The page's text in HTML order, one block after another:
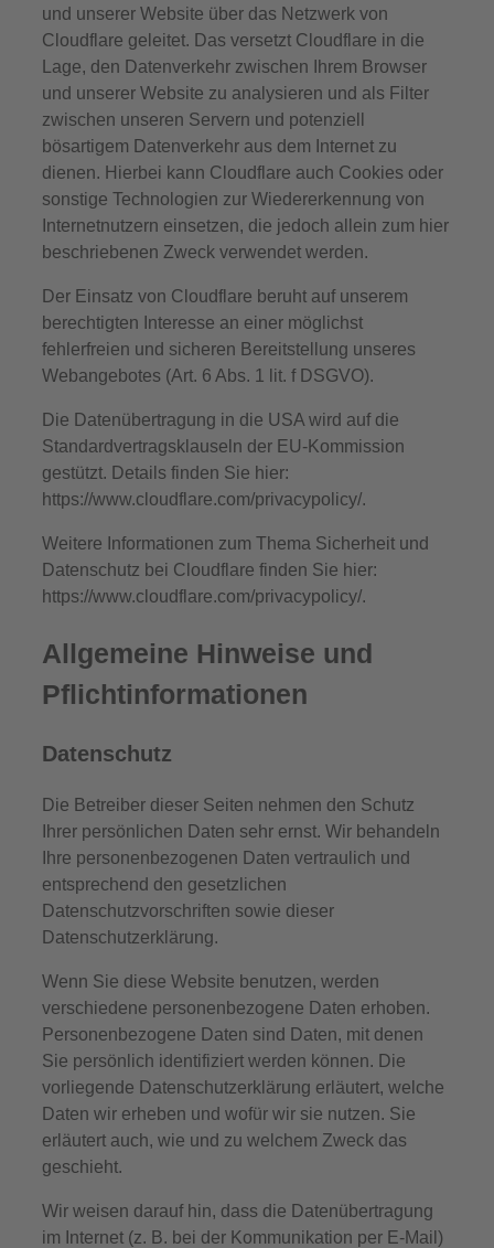
und unserer Website über das Netzwerk von
Cloudflare geleitet. Das versetzt Cloudflare in die
Lage, den Datenverkehr zwischen Ihrem Browser
und unserer Website zu analysieren und als Filter
zwischen unseren Servern und potenziell
bösartigem Datenverkehr aus dem Internet zu
dienen. Hierbei kann Cloudflare auch Cookies oder
sonstige Technologien zur Wiedererkennung von
Internetnutzern einsetzen, die jedoch allein zum hier
beschriebenen Zweck verwendet werden.
Der Einsatz von Cloudflare beruht auf unserem
berechtigten Interesse an einer möglichst
fehlerfreien und sicheren Bereitstellung unseres
Webangebotes (Art. 6 Abs. 1 lit. f DSGVO).
Die Datenübertragung in die USA wird auf die
Standardvertragsklauseln der EU-Kommission
gestützt. Details finden Sie hier:
https://www.cloudflare.com/privacypolicy/.
Weitere Informationen zum Thema Sicherheit und
Datenschutz bei Cloudflare finden Sie hier:
https://www.cloudflare.com/privacypolicy/.
Allgemeine Hinweise und
Pflicht­informationen
Datenschutz
Die Betreiber dieser Seiten nehmen den Schutz
Ihrer persönlichen Daten sehr ernst. Wir behandeln
Ihre personenbezogenen Daten vertraulich und
entsprechend den gesetzlichen
Datenschutzvorschriften sowie dieser
Datenschutzerklärung.
Wenn Sie diese Website benutzen, werden
verschiedene personenbezogene Daten erhoben.
Personenbezogene Daten sind Daten, mit denen
Sie persönlich identifiziert werden können. Die
vorliegende Datenschutzerklärung erläutert, welche
Daten wir erheben und wofür wir sie nutzen. Sie
erläutert auch, wie und zu welchem Zweck das
geschieht.
Wir weisen darauf hin, dass die Datenübertragung
im Internet (z. B. bei der Kommunikation per E-Mail)